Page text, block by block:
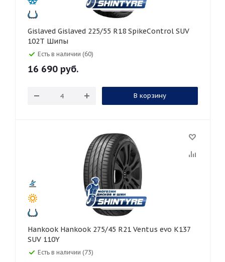
Gislaved Gislaved 225/55 R18 SpikeControl SUV
102T Шипы
Есть в наличии (60)
16 690 руб.
В корзину
Hankook Hankook 275/45 R21 Ventus evo K137
SUV 110Y
Есть в наличии (73)